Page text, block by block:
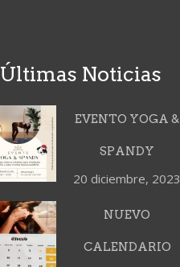
Últimas Noticias
EVENTO YOGA &
SPANDY
20 diciembre, 2023
NUEVO
CALENDARIO